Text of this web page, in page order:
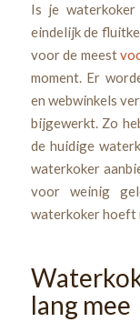
Is je
eindelijk de
voor de meest
moment. Er
en webwinkels
bijgewerkt. Zo
de huidige
waterkoker
voor weinig
waterkoker hoeft
lang mee